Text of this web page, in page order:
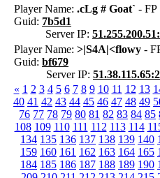
Player Name: .cLg # Goat` - FP
Guid: 7b5d1
Server IP:
Player Name: >|S4A|<flowy -
Guid: bf679
Server IP:
« 1 2 3 4 5 6 7 8 9 10 11 12 13
40 41 42 43 44 45 46 47 48 49
76 77 78 79 80 81 82 83 84 85
108 109 110 111 112 113 114
134 135 136 137 138 139 140
159 160 161 162 163 164 165
184 185 186 187 188 189 190